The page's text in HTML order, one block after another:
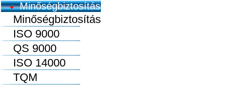
Minőségbiztosítás
Minőségbiztosítás
ISO 9000
QS 9000
ISO 14000
TQM